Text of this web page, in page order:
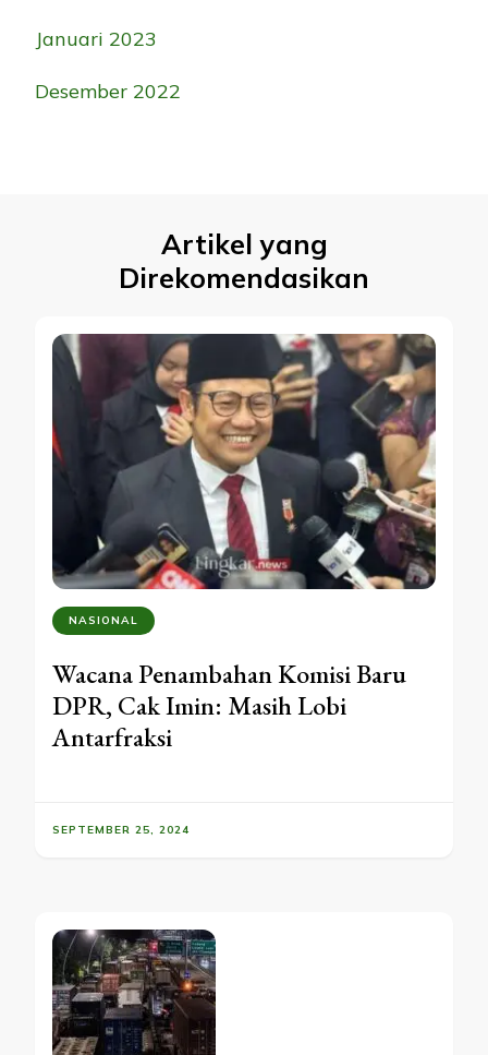
Januari 2023
Desember 2022
Artikel yang
Direkomendasikan
NASIONAL
Wacana Penambahan Komisi Baru
DPR, Cak Imin: Masih Lobi
Antarfraksi
SEPTEMBER 25, 2024